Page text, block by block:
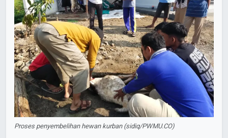
Proses penyembelihan hewan kurban (sidiq/PWMU.CO)